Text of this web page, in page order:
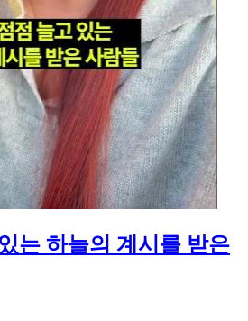
는 하늘의 계시를 받은